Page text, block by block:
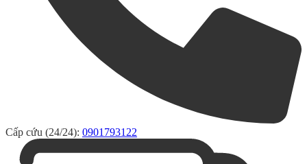
Cấp cứu (24/24): 0901793122